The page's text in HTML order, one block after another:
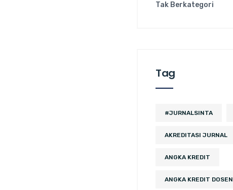
Tak Berkategori
Tag
#JURNALSINTA
AKREDITASI JURNAL
ANGKA KREDIT
ANGKA KREDIT DOSEN